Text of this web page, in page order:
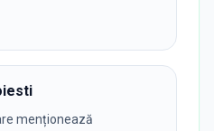
menționează